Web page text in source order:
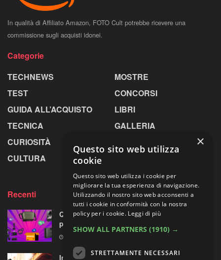
In qualità di Affiliato Amazon, FOTO Cult potrebbe ricevere una
commissione sugli acquisti idonei.
Categorie
TECHNEWS
TEST
GUIDA ALL’ACQUISTO
TECNICA
CURIOSITÀ
CULTURA
MOSTRE
CONCORSI
LIBRI
GALLERIA
Recenti
Quattro accessori fotografici in sconto:
prodotti opposti, ma uno su quattro fa per te
Insta360 GO Ultra riceve l’assistente vocale
×
Questo sito web utilizza
cookie
Questo sito web utilizza i cookie per
migliorare la tua esperienza di navigazione.
Utilizzando il nostro sito web acconsenti a
tutti i cookie in conformità con la nostra
policy per i cookie. Leggi di più
SHOW ALL PARTNERS (1910) →
STRETTAMENTE NECESSARI